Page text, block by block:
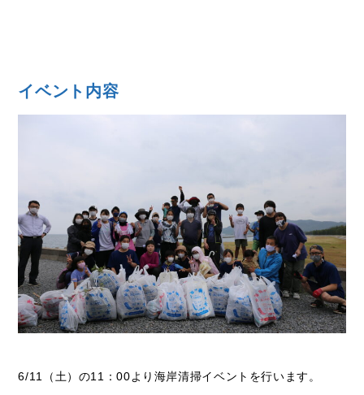
イベント内容
6/11（土）の11：00より海岸清掃イベントを行います。